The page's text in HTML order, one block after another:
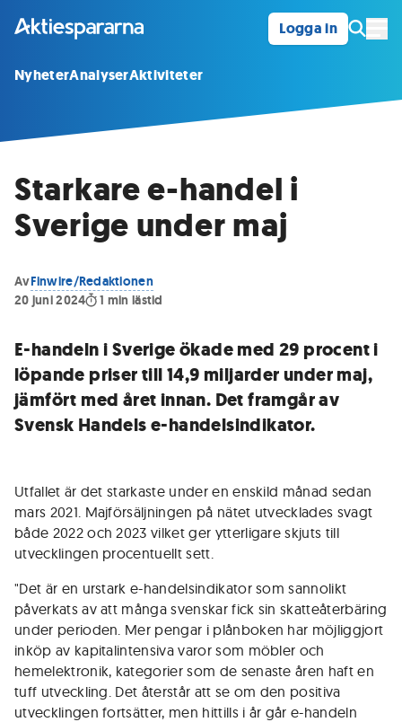
Logga in
NyheterAnalyserAktiviteter
Starkare e-handel i
Sverige under maj
AvFinwire/Redaktionen
20 juni 2024
1 min lästid
E-handeln i Sverige ökade med 29 procent i
löpande priser till 14,9 miljarder under maj,
jämfört med året innan. Det framgår av
Svensk Handels e-handelsindikator.
Utfallet är det starkaste under en enskild månad sedan
mars 2021. Majförsäljningen på nätet utvecklades svagt
både 2022 och 2023 vilket ger ytterligare skjuts till
utvecklingen procentuellt sett.
"Det är en urstark e-handelsindikator som sannolikt
påverkats av att många svenskar fick sin skatteåterbäring
under perioden. Mer pengar i plånboken har möjliggjort
inköp av kapitalintensiva varor som möbler och
hemelektronik, kategorier som de senaste åren haft en
tuff utveckling. Det återstår att se om den positiva
utvecklingen fortsätter, men hittills i år går e-handeln